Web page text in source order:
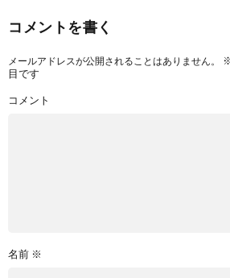
コメントを書く
メールアドレスが公開されることはありません。
目です
コメント
名前 ※